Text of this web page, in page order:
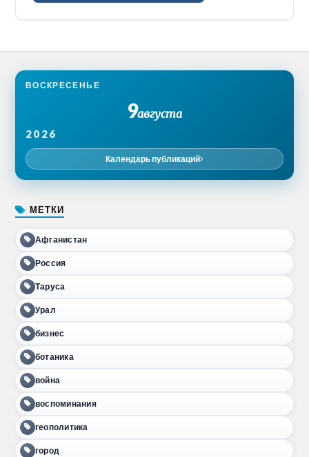
ВОСКРЕСЕНЬЕ
9августа
2026
Календарь публикаций
МЕТКИ
Афганистан
Россия
Таруса
Урал
бизнес
ботаника
война
воспоминания
геополитика
город